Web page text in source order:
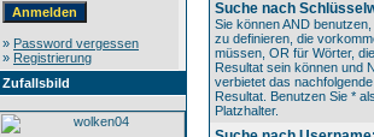
» Password vergessen
» Registrierung
Zufallsbild
Suche nach
Sie können AND
zu definieren, die
müssen, OR für Wörter,
Resultat sein können und
verbietet das
Resultat. Benutzen Sie *
Platzhalter.